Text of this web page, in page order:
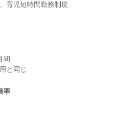
育児短時間勤務制度
間
率